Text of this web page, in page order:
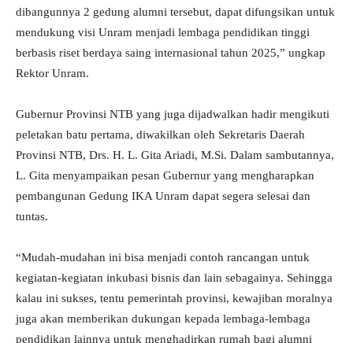
dibangunnya 2 gedung alumni tersebut, dapat difungsikan untuk
mendukung visi Unram menjadi lembaga pendidikan tinggi
berbasis riset berdaya saing internasional tahun 2025,” ungkap
Rektor Unram.
Gubernur Provinsi NTB yang juga dijadwalkan hadir mengikuti
peletakan batu pertama, diwakilkan oleh Sekretaris Daerah
Provinsi NTB, Drs. H. L. Gita Ariadi, M.Si. Dalam sambutannya,
L. Gita menyampaikan pesan Gubernur yang mengharapkan
pembangunan Gedung IKA Unram dapat segera selesai dan
tuntas.
“Mudah-mudahan ini bisa menjadi contoh rancangan untuk
kegiatan-kegiatan inkubasi bisnis dan lain sebagainya. Sehingga
kalau ini sukses, tentu pemerintah provinsi, kewajiban moralnya
juga akan memberikan dukungan kepada lembaga-lembaga
pendidikan lainnya untuk menghadirkan rumah bagi alumni